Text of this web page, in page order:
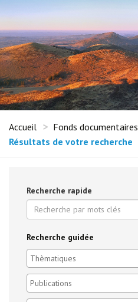
Accueil
Fonds documentaires
Résultats de votre recherche
Recherche rapide
Recherche guidée